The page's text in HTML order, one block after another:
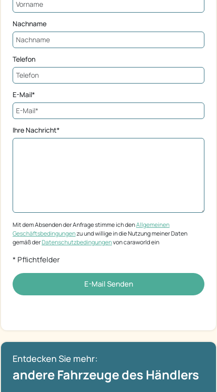
Nachname
Telefon
E-Mail*
Ihre Nachricht*
Mit dem Absenden der Anfrage stimme ich denAllgemeinen
Geschäftsbedingungenzu und willige in die Nutzung meiner Daten
gemäß derDatenschutzbedingungenvon caraworld ein
* Pflichtfelder
E-Mail Senden
Entdecken Sie mehr:
andere Fahrzeuge des Händlers